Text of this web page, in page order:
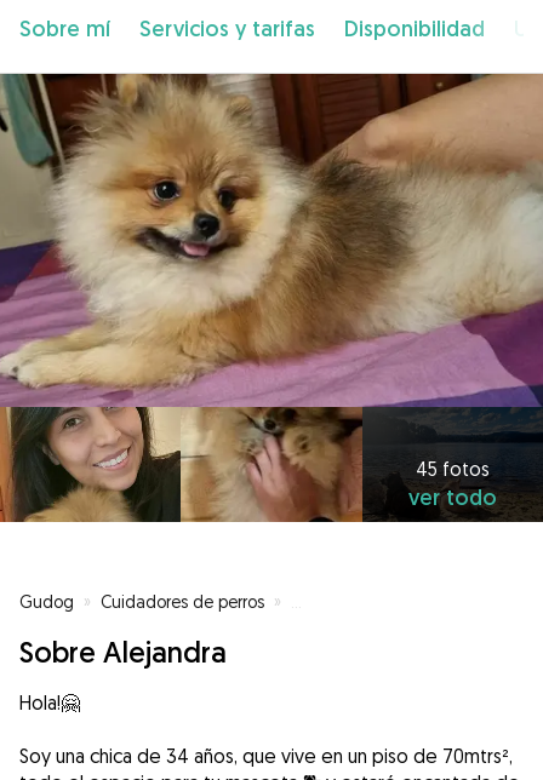
Sobre mí Servicios y tarifas Disponibilidad
45 fotos
ver todo
Gudog » Cuidadores de perros »
Sobre Alejandra
Hola!🤗
Soy una chica de 34 años, que vive en un piso de 70mtrs²,